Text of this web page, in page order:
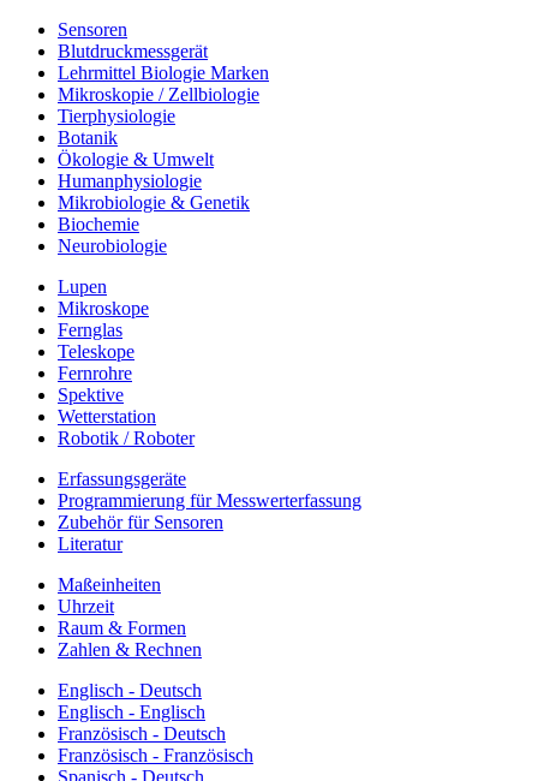
Sensoren
Blutdruckmessgerät
Lehrmittel Biologie Marken
Mikroskopie / Zellbiologie
Tierphysiologie
Botanik
Ökologie & Umwelt
Humanphysiologie
Mikrobiologie & Genetik
Biochemie
Neurobiologie
Lupen
Mikroskope
Fernglas
Teleskope
Fernrohre
Spektive
Wetterstation
Robotik / Roboter
Erfassungsgeräte
Programmierung für Messwerterfassung
Zubehör für Sensoren
Literatur
Maßeinheiten
Uhrzeit
Raum & Formen
Zahlen & Rechnen
Englisch - Deutsch
Englisch - Englisch
Französisch - Deutsch
Französisch - Französisch
Spanisch - Deutsch